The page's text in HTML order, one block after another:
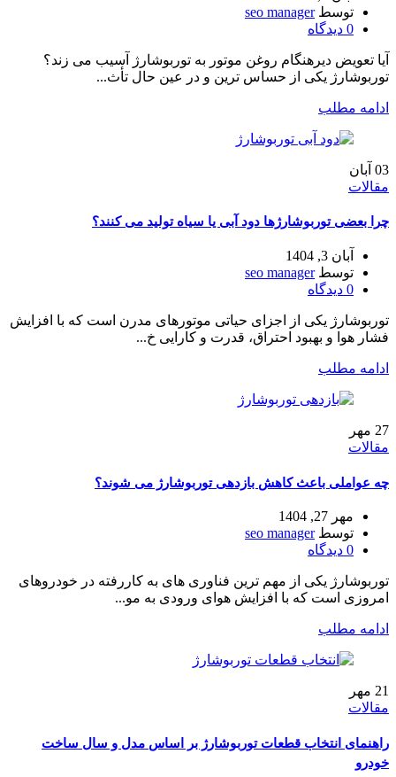
توسط seo manager
0 دیدگاه
آیا تعویض دیرهنگام روغن موتور به توربوشارژ آسیب می‌ زند؟
توربوشارژ یکی از حساس ترین و در عین حال تأث...
ادامه مطلب
03 آبان
مقالات
چرا بعضی توربوشارژها دود آبی یا سیاه تولید می‌ کنند؟
آبان 3, 1404
توسط seo manager
0 دیدگاه
توربوشارژ یکی از اجزای حیاتی موتورهای مدرن است که با افزایش
فشار هوا و بهبود احتراق، قدرت و کارایی خ...
ادامه مطلب
27 مهر
مقالات
چه عواملی باعث کاهش بازدهی توربوشارژ می‌ شوند؟
مهر 27, 1404
توسط seo manager
0 دیدگاه
توربوشارژ یکی از مهم ترین فناوری های به کاررفته در خودروهای
امروزی است که با افزایش هوای ورودی به مو...
ادامه مطلب
21 مهر
مقالات
راهنمای انتخاب قطعات توربوشارژ بر اساس مدل و سال ساخت
خودرو